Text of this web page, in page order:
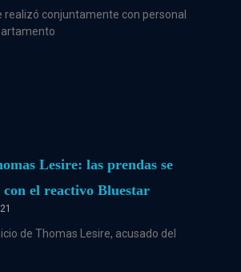
realizó conjuntamente con personal
Lesire: las prendas se
el reactivo Bluestar
de Thomas Lesire, acusado del